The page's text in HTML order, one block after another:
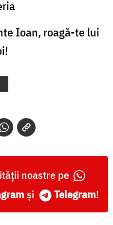
Ioan, roagă-te lui
noastre pe
și Telegram!